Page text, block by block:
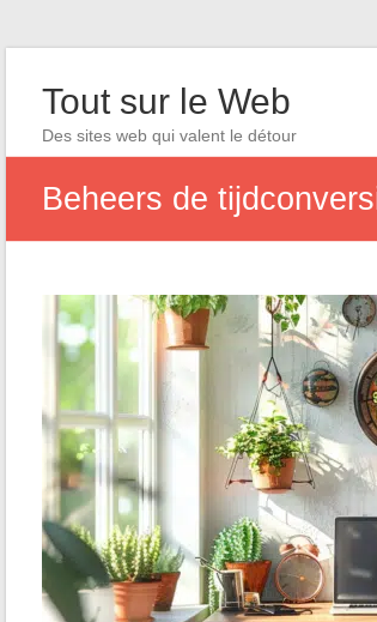
Tout sur le Web
Des sites web qui valent le détour
Beheers de